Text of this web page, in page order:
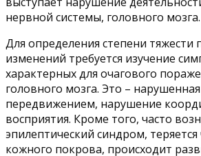
нервной системы, головного мозга.
Для определения степени тяжести
изменений требуется изучение
характерных для очагового
головного мозга. Это –
передвижением, нарушение
восприятия. Кроме того, часто
эпилептический синдром,
кожного покрова, происходит